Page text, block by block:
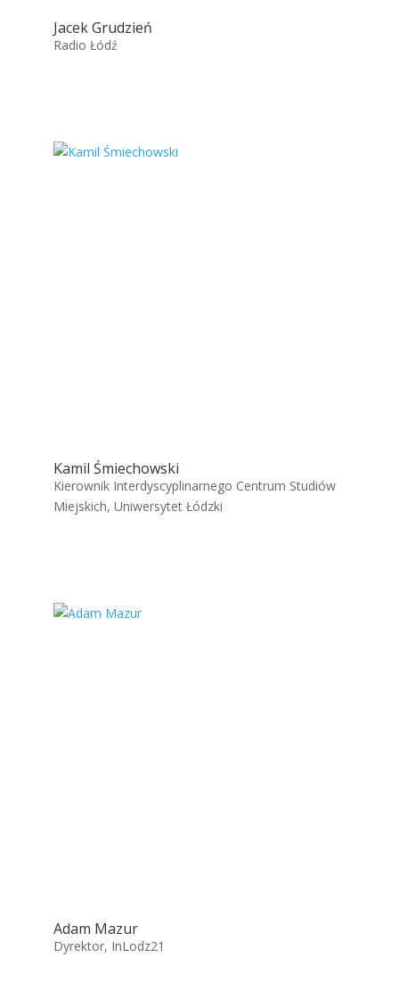
Jacek Grudzień
Radio Łódź
Kamil Śmiechowski
Kierownik Interdyscyplinarnego Centrum Studiów
Miejskich, Uniwersytet Łódzki
Adam Mazur
Dyrektor, InLodz21